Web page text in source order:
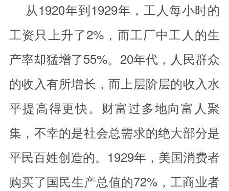
从1920年到1929年，工人每小时的
工资只上升了2%，而工厂中工人的生
产率却猛增了55%。20年代，人民群众
的收入有所增长，而上层阶层的收入水
平提高得更快。财富过多地向富人聚
集，不幸的是社会总需求的绝大部分是
平民百姓创造的。1929年，美国消费者
购买了国民生产总值的72%，工商业者